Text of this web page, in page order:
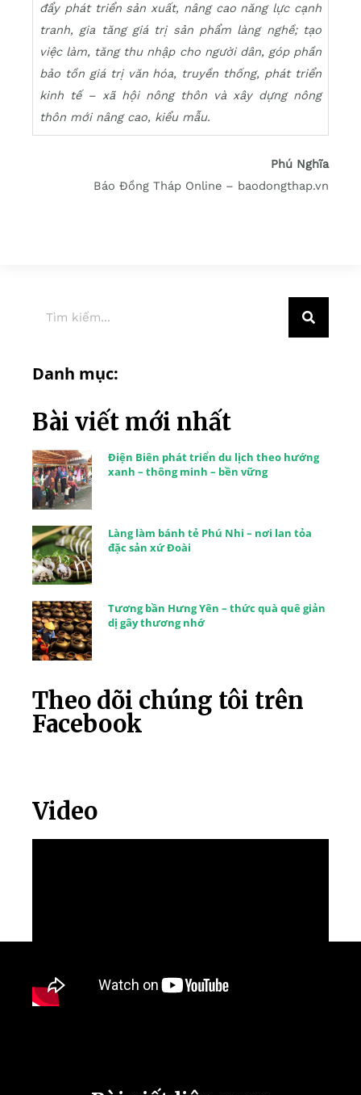
đẩy phát triển sản xuất, nâng cao năng lực cạnh
tranh, gia tăng giá trị sản phẩm làng nghề; tạo
việc làm, tăng thu nhập cho người dân, góp phần
bảo tồn giá trị văn hóa, truyền thống, phát triển
kinh tế – xã hội nông thôn và xây dựng nông
thôn mới nâng cao, kiểu mẫu.
Phú Nghĩa
Báo Đồng Tháp Online – baodongthap.vn
Danh mục:
Bài viết mới nhất
Điện Biên phát triển du lịch theo hướng
xanh – thông minh – bền vững
Làng làm bánh tẻ Phú Nhi – nơi lan tỏa
đặc sản xứ Đoài
Tương bần Hưng Yên – thức quà quê giản
dị gây thương nhớ
Theo dõi chúng tôi trên
Facebook
Video